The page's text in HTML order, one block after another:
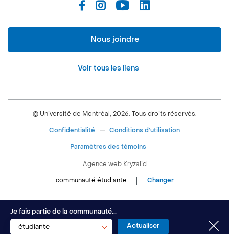
Nous joindre
Voir tous les liens
Soutien aux études
Santé et bien-être
© Université de Montréal, 2026. Tous droits réservés.
Confidentialité
Conditions d’utilisation
Paramètres des témoins
Agence web Kryzalid
communauté étudiante
Changer
Je fais partie de la communauté...
étudiante